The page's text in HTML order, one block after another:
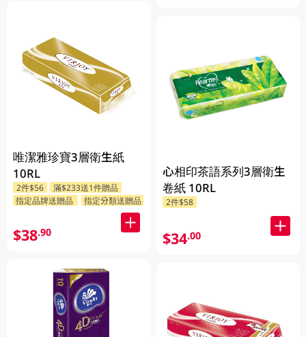
唯潔雅珍寶3層衛生紙
10RL
2件$56
滿$233送1件贈品
指定品牌送贈品
指定分類送贈品
$38.90
心相印茶語系列3層衛生
卷紙 10RL
2件$58
$34.00